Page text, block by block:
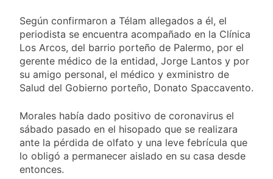
Según confirmaron a Télam allegados a él, el
periodista se encuentra acompañado en la Clínica
Los Arcos, del barrio porteño de Palermo, por el
gerente médico de la entidad, Jorge Lantos y por
su amigo personal, el médico y exministro de
Salud del Gobierno porteño, Donato Spaccavento.
Morales había dado positivo de coronavirus el
sábado pasado en el hisopado que se realizara
ante la pérdida de olfato y una leve febrícula que
lo obligó a permanecer aislado en su casa desde
entonces.